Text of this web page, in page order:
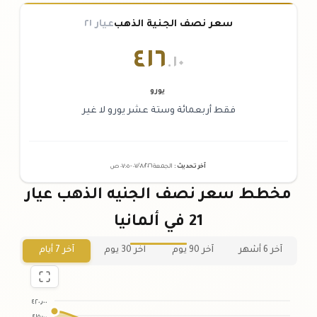
سعر نصف الجنية الذهبعيار ٢١
٤١٦ .١٠
يورو
فقط أربعمائة وستة عشر يورو لا غير
آخر تحديث : الجمعة ٠٧ /٠٨/٢٠٢٦ - ٠٧:٠٥ ص
مخطط سعر نصف الجنيه الذهب عيار
21 في ألمانيا
آخر 6 أشهر آخر 90 يوم آخر 30 يوم آخر 7 أيام
٤٢٠٫٠٠